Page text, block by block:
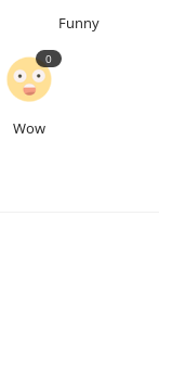
Funny
Wow
0